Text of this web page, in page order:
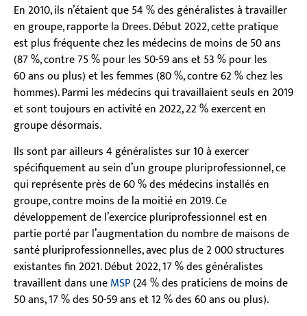
En 2010, ils n’étaient que 54 % des généralistes à travailler
en groupe, rapporte la Drees. Début 2022, cette pratique
est plus fréquente chez les médecins de moins de 50 ans
(87 %, contre 75 % pour les 50-59 ans et 53 % pour les
60 ans ou plus) et les femmes (80 %, contre 62 % chez les
hommes). Parmi les médecins qui travaillaient seuls en 2019
et sont toujours en activité en 2022, 22 % exercent en
groupe désormais.
Ils sont par ailleurs 4 généralistes sur 10 à exercer
spécifiquement au sein d’un groupe pluriprofessionnel, ce
qui représente près de 60 % des médecins installés en
groupe, contre moins de la moitié en 2019. Ce
développement de l’exercice pluriprofessionnel est en
partie porté par l’augmentation du nombre de maisons de
santé pluriprofessionnelles, avec plus de 2 000 structures
existantes fin 2021. Début 2022, 17 % des généralistes
travaillent dans uneMSP(24 % des praticiens de moins de
50 ans, 17 % des 50-59 ans et 12 % des 60 ans ou plus).